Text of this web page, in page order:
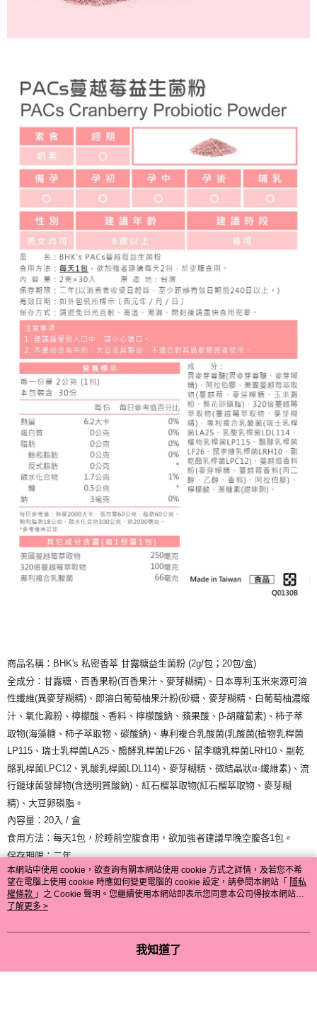
商品名稱：BHK's 私密香萃 甘露糖益生菌粉 (2g/包；20包/盒)
全成分：甘露糖、百香果粉(百香果汁、麥芽糊精)、日本專利玉米來源可溶
性纖維(異麥芽糊精)、即溶白葡萄柚果汁粉(砂糖、麥芽糊精、白葡萄柚濃縮
汁、氧化澱粉、檸檬酸、香料、檸檬酸鈉、蘋果酸、β-胡蘿蔔素)、柿子萃
取物(海藻糖、柿子萃取物、碳酸鈉)、專利複合乳酸菌(乳酸菌(植物乳桿菌
LP115、瑞士乳桿菌LA25、醱酵乳桿菌LF26、鼠李糖乳桿菌LRH10、副乾
酪乳桿菌LPC12、乳酸乳桿菌LDL114)、麥芽糊精、微結晶狀α-纖維素)、流
行鏈球菌發酵物(含透明質酸鈉)、紅石榴萃取物(紅石榴萃取物、麥芽糊
精)、大豆卵磷脂。
內容量：20入 / 盒
食用方法：每天1包，於睡前空腹食用，欲加強者建議早晚空腹各1包。
保存期限：二年
有效日期：如外包裝標示(西元年/月/日)
原產地：
台灣
保存方式：避免日光直射、高溫、潮濕，開封後盡快食用完畢。
本網站中使用 cookie，欲查詢有關本網站使用 cookie 方式之詳情，及若您不希
望在電腦上使用 cookie 時應如何變更電腦的 cookie 設定，請參閱本網站「 隱私
權條款 」之 Cookie 聲明。您繼續使用本網站即表示您同意本公司得按本網站使
用條款之 Cookie 聲明使用 cookie。
了解更多 >
我知道了